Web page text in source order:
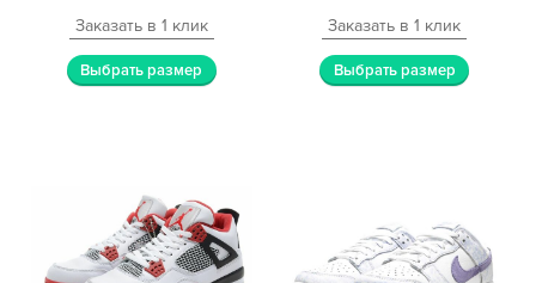
Заказать в 1 клик
Выбрать размер
Заказать в 1 клик
Выбрать размер